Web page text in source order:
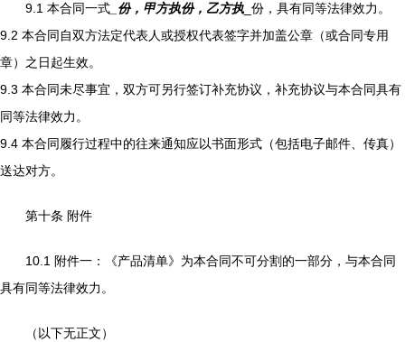
9.1 本合同一式 _份，甲方执份，乙方执 _份，具有同等法律效力。
9.2 本合同自双方法定代表人或授权代表签字并加盖公章（或合同专用
章）之日起生效。
9.3 本合同未尽事宜，双方可另行签订补充协议，补充协议与本合同具有
同等法律效力。
9.4 本合同履行过程中的往来通知应以书面形式（包括电子邮件、传真）
送达对方。
第十条 附件
10.1 附件一：《产品清单》为本合同不可分割的一部分，与本合同
具有同等法律效力。
（以下无正文）